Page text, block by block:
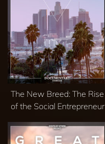
The New Breed: The Rise
of the Social Entrepreneur